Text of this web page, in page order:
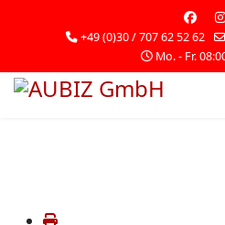
+49 (0)30 / 707 62 52 62
Mo. - Fr.